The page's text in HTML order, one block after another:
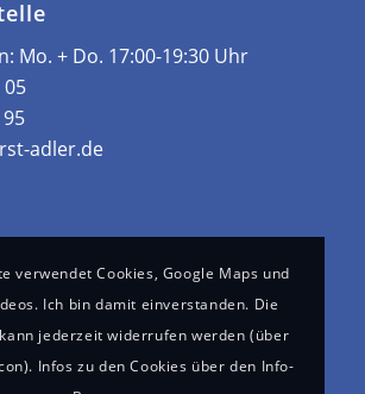
­Mo. + Do. 17:00-19:30 Uhr
adler.de
verwendet Cookies, Google Maps und
Ich bin damit einverstanden. Die
jederzeit widerrufen werden (über
Infos zu den Cookies über den Info-